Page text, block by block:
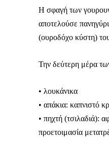
Η σφαγή των
αποτελούσε
(ουροδόχο κύστη)
Την δεύτερη μέρα
• λουκάνικα
• απάκια: καπνιστό
• πηχτή (τσιλαδιά):
προετοιμασία